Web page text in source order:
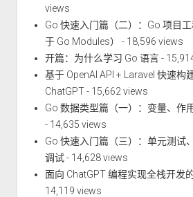
views
Go 快速入门篇（二）：Go 项目
于 Go Modules）
- 18,596 views
开篇：为什么学习 Go 语言-
基于 OpenAI API + Laravel 快速构
ChatGPT- 15,662 views
Go 数据类型篇（一）：变量、作
- 14,635 views
Go 快速入门篇（三）：单元测试
调试- 14,628 views
面向 ChatGPT 编程实现全栈开发
14,119 views